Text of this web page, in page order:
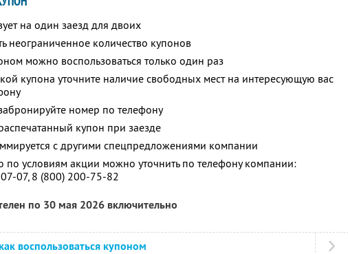
на один заезд для двоих
неограниченное количество купонов
можно воспользоваться только один раз
купона уточните наличие свободных мест на интересующую вас
номер по телефону
купон при заезде
с другими спецпредложениями компании
условиям акции можно уточнить по телефону компании:
07, 8 (800) 200-75-82
по 30 мая 2026 включительно
воспользоваться купоном